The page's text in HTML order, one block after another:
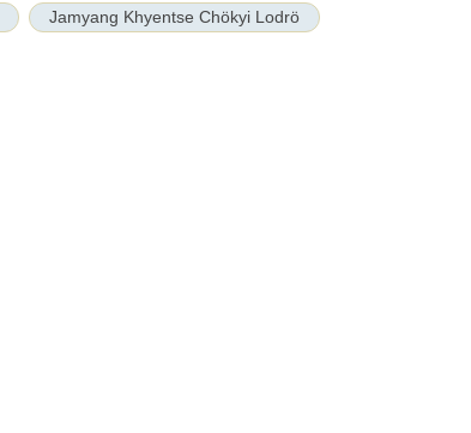
Jamyang Khyentse Chökyi Lodrö